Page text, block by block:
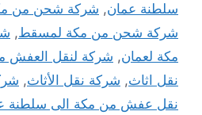
سلطنة عمان, شركة شحن من
شركة شحن من مكة لمسقط,
مكة لعمان, شركة لنقل العفش
نقل اثاث, شركة نقل الأثاث,
نقل عفش من مكة الى سلطنة